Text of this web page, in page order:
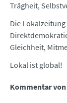
Trägheit,
Die
Gleichheit,
Lokal ist global!
Kommentar von